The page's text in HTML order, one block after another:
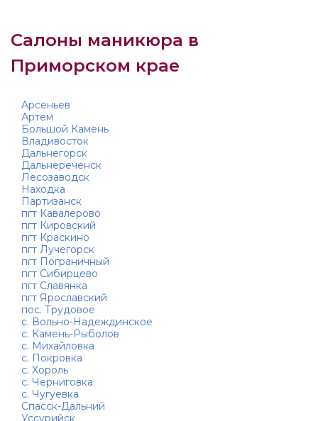
Салоны маникюра в
Приморском крае
Арсеньев
Артем
Большой Камень
Владивосток
Дальнегорск
Дальнереченск
Лесозаводск
Находка
Партизанск
пгт Кавалерово
пгт Кировский
пгт Краскино
пгт Лучегорск
пгт Пограничный
пгт Сибирцево
пгт Славянка
пгт Ярославский
пос. Трудовое
с. Вольно-Надеждинское
с. Камень-Рыболов
с. Михайловка
с. Покровка
с. Хороль
с. Черниговка
с. Чугуевка
Спасск-Дальний
Уссурийск